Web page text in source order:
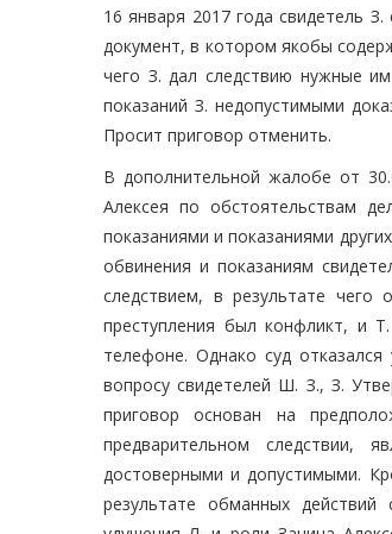
16 января 2017 года свидетель
документ, в котором якобы
чего З. дал следствию нужные
показаний З. недопустимыми
Просит приговор отменить.
В дополнительной жалобе от
Алексея по обстоятельствам
показаниями и показаниями
обвинения и показаниям
следствием, в результате
преступления был конфликт, и
телефоне. Однако суд
вопросу свидетелей Ш. З., З.
приговор основан на
предварительном следствии,
достоверными и допустимыми.
результате обманных